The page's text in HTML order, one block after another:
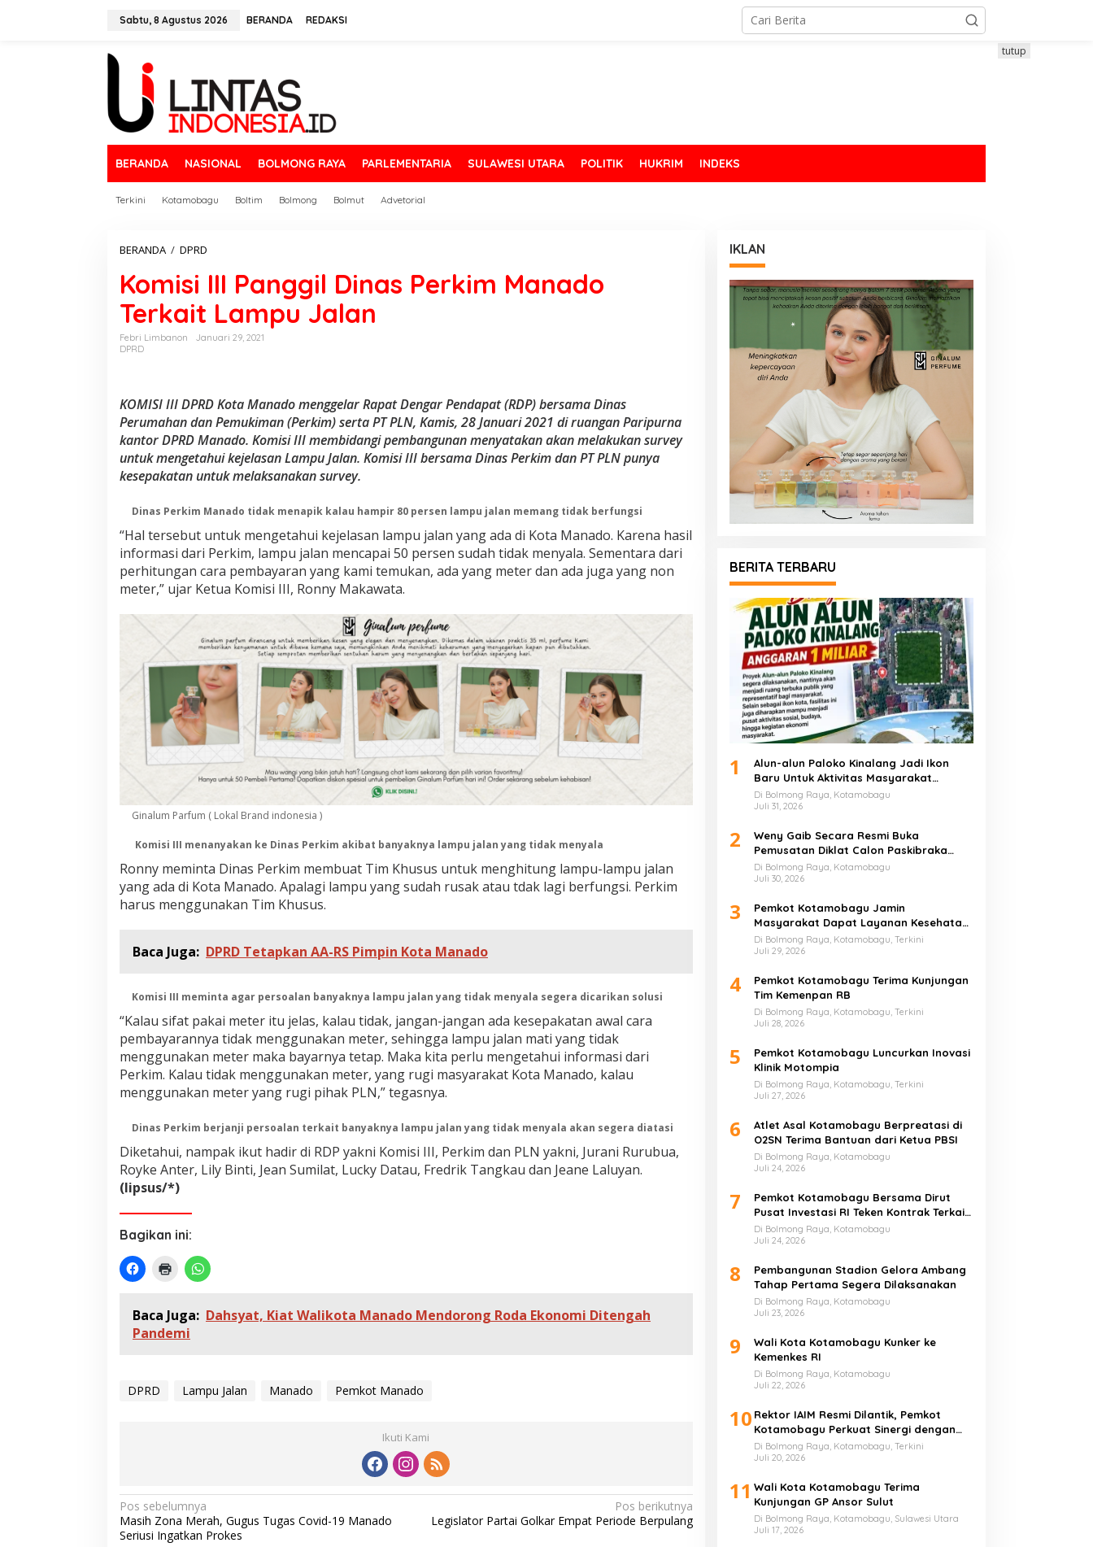
Sabtu, 8 Agustus 2026 BERANDA REDAKSI
BERANDA NASIONAL BOLMONG RAYA PARLEMENTARIA SULAWESI UTARA POLITIK HUKRIM INDEKS
Terkini Kotamobagu Boltim Bolmong Bolmut Advetorial
tutup
BERANDA / DPRD
m
i
I
a
n
g
g
i
D
n
s
P
e
r
i
M
a
n
a
d
e
r
k
i
t
a
m
p
u
J
a
Komisi III Panggil Dinas Perkim Manado
Terkait Lampu Jalan
Febri Limbanon
Januari 29, 2021
DPRD
KOMISI III DPRD Kota Manado menggelar Rapat Dengar Pendapat (RDP) bersama Dinas
Perumahan dan Pemukiman (Perkim) serta PT PLN, Kamis, 28 Januari 2021 di ruangan Paripurna
kantor DPRD Manado. Komisi III membidangi pembangunan menyatakan akan melakukan survey
untuk mengetahui kejelasan Lampu Jalan. Komisi III bersama Dinas Perkim dan PT PLN punya
kesepakatan untuk melaksanakan survey.
Dinas Perkim Manado tidak menapik kalau hampir 80 persen lampu jalan memang tidak berfungsi
“Hal tersebut untuk mengetahui kejelasan lampu jalan yang ada di Kota Manado. Karena hasil
informasi dari Perkim, lampu jalan mencapai 50 persen sudah tidak menyala. Sementara dari
perhitungan cara pembayaran yang kami temukan, ada yang meter dan ada juga yang non
meter,” ujar Ketua Komisi III, Ronny Makawata.
Ginalum Parfum ( Lokal Brand indonesia )
Komisi III menanyakan ke Dinas Perkim akibat banyaknya lampu jalan yang tidak menyala
Ronny meminta Dinas Perkim membuat Tim Khusus untuk menghitung lampu-lampu jalan
yang ada di Kota Manado. Apalagi lampu yang sudah rusak atau tdak lagi berfungsi. Perkim
harus menggunakan Tim Khusus.
Baca Juga: DPRD Tetapkan AA-RS Pimpin Kota Manado
Komisi III meminta agar persoalan banyaknya lampu jalan yang tidak menyala segera dicarikan solusi
“Kalau sifat pakai meter itu jelas, kalau tidak, jangan-jangan ada kesepakatan awal cara
pembayarannya tidak menggunakan meter, sehingga lampu jalan mati yang tidak
menggunakan meter maka bayarnya tetap. Maka kita perlu mengetahui informasi dari
Perkim. Kalau tidak menggunakan meter, yang rugi masyarakat Kota Manado, kalau
menggunakan meter yang rugi pihak PLN,” tegasnya.
Dinas Perkim berjanji persoalan terkait banyaknya lampu jalan yang tidak menyala akan segera diatasi
Diketahui, nampak ikut hadir di RDP yakni Komisi III, Perkim dan PLN yakni, Jurani Rurubua,
Royke Anter, Lily Binti, Jean Sumilat, Lucky Datau, Fredrik Tangkau dan Jeane Laluyan.
(lipsus/*)
Bagikan ini:
Baca Juga: Dahsyat, Kiat Walikota Manado Mendorong Roda Ekonomi Ditengah
Pandemi
DPRD Lampu Jalan Manado Pemkot Manado
Ikuti Kami
N
a
Pos sebelumnya
Masih Zona Merah, Gugus Tugas Covid-19 Manado
Seriusi Ingatkan Prokes
Pos berikutnya
Legislator Partai Golkar Empat Periode Berpulang
IKLAN
BERITA TERBARU
1
Alun-alun Paloko Kinalang Jadi Ikon
Baru Untuk Aktivitas Masyarakat
Kotamobagu
Di Bolmong Raya, Kotamobagu
Juli 31, 2026
2
Weny Gaib Secara Resmi Buka
Pemusatan Diklat Calon Paskibraka
Kotamobagu
Di Bolmong Raya, Kotamobagu
Juli 30, 2026
3
Pemkot Kotamobagu Jamin
Masyarakat Dapat Layanan Kesehatan
Gratis
Di Bolmong Raya, Kotamobagu, Terkini
Juli 29, 2026
4
Pemkot Kotamobagu Terima Kunjungan
Tim Kemenpan RB
Di Bolmong Raya, Kotamobagu, Terkini
Juli 28, 2026
5
Pemkot Kotamobagu Luncurkan Inovasi
Klinik Motompia
Di Bolmong Raya, Kotamobagu, Terkini
Juli 27, 2026
6
Atlet Asal Kotamobagu Berpreatasi di
O2SN Terima Bantuan dari Ketua PBSI
Di Bolmong Raya, Kotamobagu
Juli 24, 2026
7
Pemkot Kotamobagu Bersama Dirut
Pusat Investasi RI Teken Kontrak Terkait
UMKM
Di Bolmong Raya, Kotamobagu
Juli 24, 2026
8
Pembangunan Stadion Gelora Ambang
Tahap Pertama Segera Dilaksanakan
Di Bolmong Raya, Kotamobagu
Juli 23, 2026
9
Wali Kota Kotamobagu Kunker ke
Kemenkes RI
Di Bolmong Raya, Kotamobagu
Juli 22, 2026
10 Rektor IAIM Resmi Dilantik, Pemkot
Kotamobagu Perkuat Sinergi dengan
Perguruan Tinggi
Di Bolmong Raya, Kotamobagu, Terkini
Juli 20, 2026
11 Wali Kota Kotamobagu Terima
Kunjungan GP Ansor Sulut
Di Bolmong Raya, Kotamobagu, Sulawesi Utara
Juli 17, 2026